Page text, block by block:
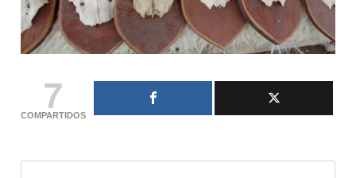
7
COMPARTIDOS